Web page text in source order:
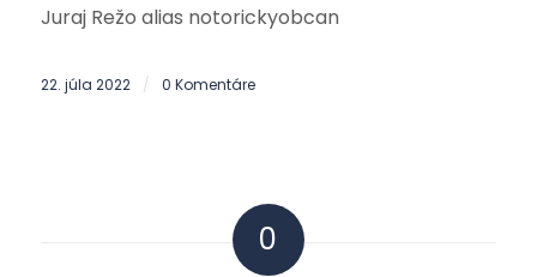
Juraj Režo alias notorickyobcan
22. júla 2022 / 0 Komentáre
0